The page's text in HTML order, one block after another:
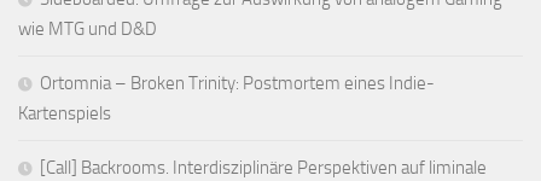
wie MTG und D&D
Ortomnia – Broken Trinity: Postmortem eines Indie-
Kartenspiels
[Call] Backrooms. Interdisziplinäre Perspektiven auf liminale